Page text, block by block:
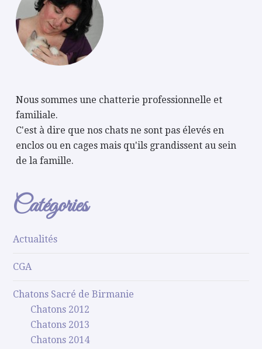
Nous sommes une chatterie professionnelle et
familiale.
C'est à dire que nos chats ne sont pas élevés en
enclos ou en cages mais qu'ils grandissent au sein
de la famille.
Catégories
Actualités
CGA
Chatons Sacré de Birmanie
Chatons 2012
Chatons 2013
Chatons 2014